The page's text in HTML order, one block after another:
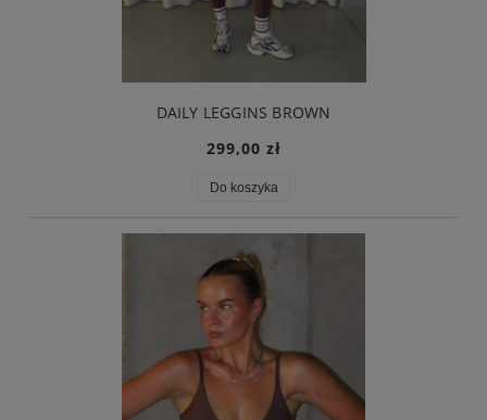
DAILY LEGGINS BROWN
299,00 zł
Do koszyka